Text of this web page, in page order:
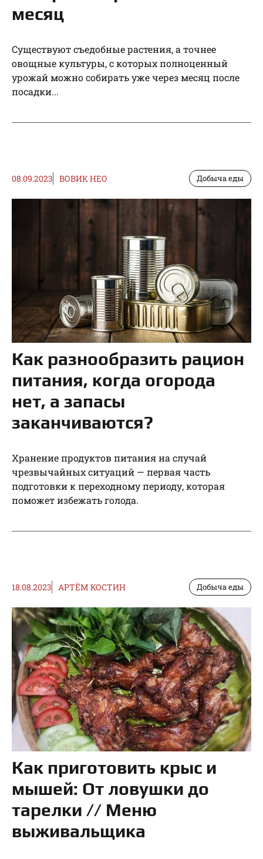
месяц
Существуют съедобные растения, а точнее
овощные культуры, с которых полноценный
урожай можно собирать уже через месяц после
посадки...
08.09.2023 ВОВИК НЕО Добыча еды
Как разнообразить рацион
питания, когда огорода
нет, а запасы
заканчиваются?
Хранение продуктов питания на случай
чрезвычайных ситуаций — первая часть
подготовки к переходному периоду, которая
поможет избежать голода.
18.08.2023 АРТЁМ КОСТИН Добыча еды
Как приготовить крыс и
мышей: От ловушки до
тарелки // Меню
выживальщика